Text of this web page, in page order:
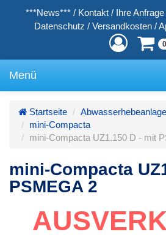
***News*** / Kontakt / Ihre Anfrage
Datenschutz / Versandkosten /
0
Menü
Startseite
mini-Compacta
mini-Compacta UZ1.150 D - mit
mini-Compacta
PSMEGA 2